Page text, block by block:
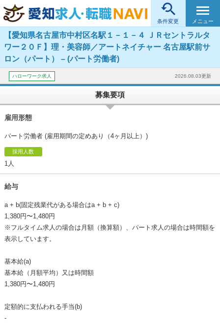

条件変更 メニュー
【愛知県名古屋市中村区名駅１－１－４ ＪＲセントラルタ
ワー２０Ｆ】理・美容師／アートネイチャー 名古屋駅前サ
ロン（パート） – (パート労働者)
ハローワーク求人 2026.08.03更新
募集要項
雇用形態
パート労働者 (雇用期間の定めあり（4ヶ月以上）)
採用人数
1人
給与
a + b(固定残業代がある場合はa + b + c)
1,380円〜1,480円
※フルタイム求人の場合は月額（換算額）、パート求人の場合は時間額を
表示しています。
基本給(a)
基本給（月額平均）又は時間額
1,380円〜1,480円
定額的に支払われる手当(b)
-